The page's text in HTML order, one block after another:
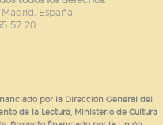
España
57 20
por la Dirección General del
de la Lectura, Ministerio de Cultura